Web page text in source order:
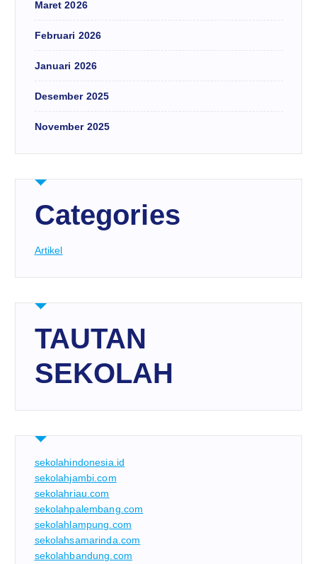
Maret 2026
Februari 2026
Januari 2026
Desember 2025
November 2025
Categories
Artikel
TAUTAN
SEKOLAH
sekolahindonesia.id
sekolahjambi.com
sekolahriau.com
sekolahpalembang.com
sekolahlampung.com
sekolahsamarinda.com
sekolahbandung.com